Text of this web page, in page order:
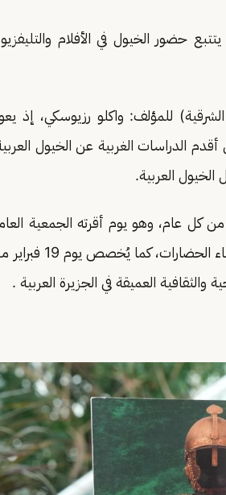
حضور الخيول في الأفلام
للمؤلف: واكلو رزيوسكي، إذ
الكتاب من أقدم الدراسات الغربية عن الخيول
باليوم العالمي للحصان رسميًّا يتم في 11 يوليو من كل عام، وهو يوم أقرته الجمعية
للأمم المتحدة عام 2025 للاحتفاء بتاريخ الخيل ودورها العظيم في بناء الحضارات،
والثقافية العميقة في الجزيرة العربية .